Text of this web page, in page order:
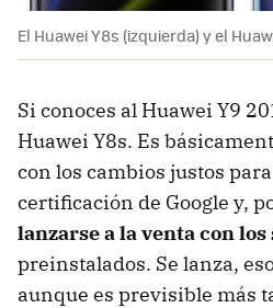
El Huawei Y8s (izquierda) y el
Si conoces al Huawei Y9
Huawei Y8s. Es
con los cambios justos
certificación de Google y,
lanzarse a la venta con
preinstalados. Se lanza,
aunque es previsible más